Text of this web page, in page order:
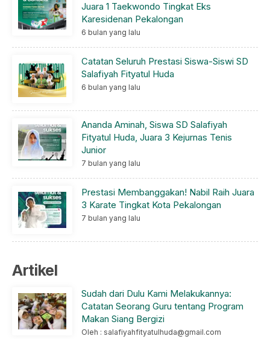
Juara 1 Taekwondo Tingkat Eks
Karesidenan Pekalongan
6 bulan yang lalu
Catatan Seluruh Prestasi Siswa-Siswi SD
Salafiyah Fityatul Huda
6 bulan yang lalu
Ananda Aminah, Siswa SD Salafiyah
Fityatul Huda, Juara 3 Kejurnas Tenis
Junior
7 bulan yang lalu
Prestasi Membanggakan! Nabil Raih Juara
3 Karate Tingkat Kota Pekalongan
7 bulan yang lalu
Artikel
Sudah dari Dulu Kami Melakukannya:
Catatan Seorang Guru tentang Program
Makan Siang Bergizi
Oleh : salafiyahfityatulhuda@gmail.com